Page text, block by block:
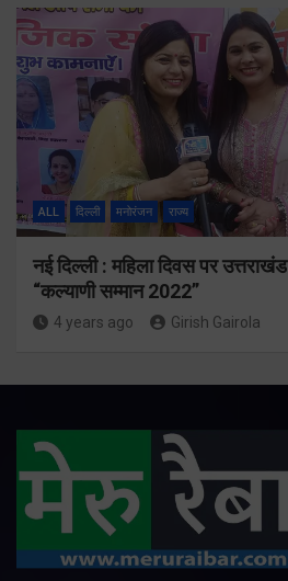
ALL दिल्ली मनोरंजन राज्य
नई दिल्ली : महिला दिवस पर
“कल्याणी सम्मान 2022”
4 years ago Girish Gairola